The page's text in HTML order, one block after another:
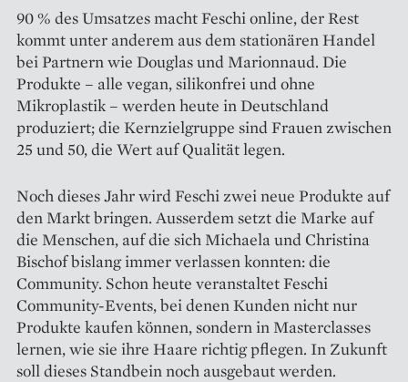
90 % des Umsatzes macht Feschi online, der Rest
kommt unter anderem aus dem stationären Handel
bei Partnern wie Douglas und Marionnaud. Die
Produkte – alle vegan, silikonfrei und ohne
Mikroplastik – werden heute in Deutschland
produziert; die Kernzielgruppe sind Frauen zwischen
25 und 50, die Wert auf Qualität legen.
Noch dieses Jahr wird Feschi zwei neue Produkte auf
den Markt bringen. Ausserdem setzt die Marke auf
die Menschen, auf die sich Michaela und Christina
Bischof bislang immer verlassen konnten: die
Community. Schon heute veranstaltet Feschi
Community-Events, bei denen Kunden nicht nur
Produkte kaufen können, sondern in Masterclasses
lernen, wie sie ihre Haare richtig ­pflegen. In Zukunft
soll dieses Standbein noch ausgebaut werden.